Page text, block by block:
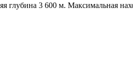
глубина 3 600 м. Максимальная